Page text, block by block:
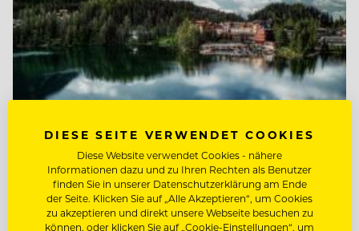
TOP ARBEITGEBER
Hotel Hochschober
DIESE SEITE VERWENDET COOKIES
Diese Website verwendet Cookies - nähere
Informationen dazu und zu Ihren Rechten als Benutzer
finden Sie in unserer Datenschutzerklärung am Ende
der Seite. Klicken Sie auf „Alle Akzeptieren“, um Cookies
zu akzeptieren und direkt unsere Webseite besuchen zu
können, oder klicken Sie auf „Cookie-Einstellungen“, um